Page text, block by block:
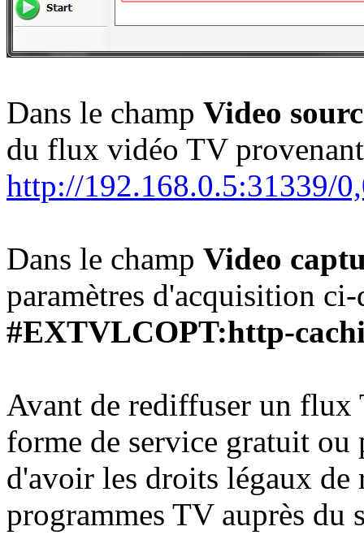
Dans le champ Video
du flux vidéo TV
http://192.168.0.5:31339/
Dans le champ Video
paramètres d'acquisition ci-
#EXTVLCOPT:http-
Avant de rediffuser un flux
forme de service gratuit ou
d'avoir les droits légaux de
programmes TV auprès du